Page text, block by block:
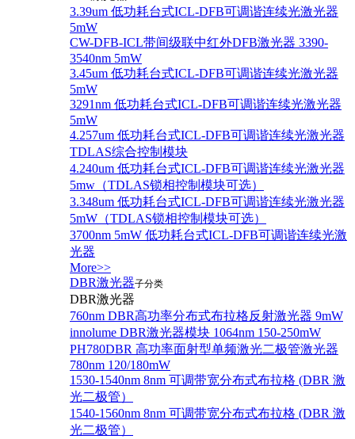
3.39um 低功耗台式ICL-DFB可调谐连续光激光器
5mW
CW-DFB-ICL带间级联中红外DFB激光器 3390-
3540nm 5mW
3.45um 低功耗台式ICL-DFB可调谐连续光激光器
5mW
3291nm 低功耗台式ICL-DFB可调谐连续光激光器
5mW
4.257um 低功耗台式ICL-DFB可调谐连续光激光器
TDLAS综合控制模块
4.240um 低功耗台式ICL-DFB可调谐连续光激光器
5mw（TDLAS锁相控制模块可选）
3.348um 低功耗台式ICL-DFB可调谐连续光激光器
5mW（TDLAS锁相控制模块可选）
3700nm 5mW 低功耗台式ICL-DFB可调谐连续光激
光器
More>>
DBR激光器子分类
DBR激光器
760nm DBR高功率分布式布拉格反射激光器 9mW
innolume DBR激光器模块 1064nm 150-250mW
PH780DBR 高功率面射型单频激光二极管激光器
780nm 120/180mW
1530-1540nm 8nm 可调带宽分布式布拉格 (DBR 激
光二极管）
1540-1560nm 8nm 可调带宽分布式布拉格 (DBR 激
光二极管）